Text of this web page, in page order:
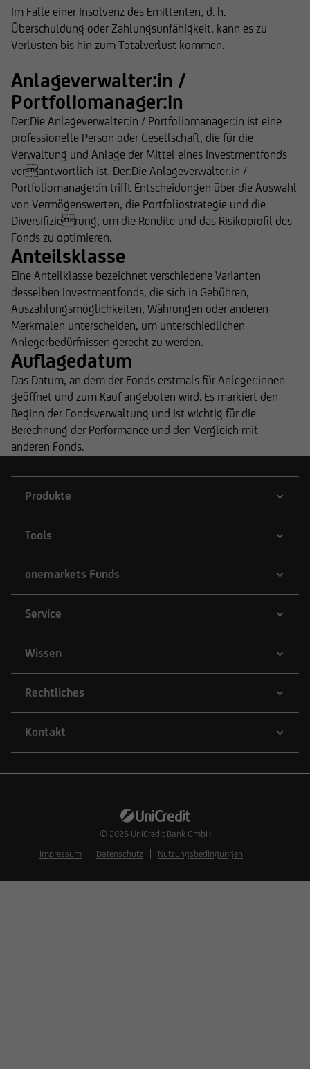
Im Falle einer Insolvenz des Emittenten, d. h.
Überschuldung oder Zahlungsunfähigkeit, kann es zu
Verlusten bis hin zum Totalverlust kommen.
Anlageverwalter:in /
Portfoliomanager:in
Der:Die Anlageverwalter:in / Portfoliomanager:in ist eine
professionelle Person oder Gesellschaft, die für die
Verwaltung und Anlage der Mittel eines Investmentfonds
verantwortlich ist. Der:Die Anlageverwalter:in /
Portfoliomanager:in trifft Entscheidungen über die Auswahl
von Vermögenswerten, die Portfoliostrategie und die
Diversifizierung, um die Rendite und das Risikoprofil des
Fonds zu optimieren.
Anteilsklasse
Eine Anteilklasse bezeichnet verschiedene Varianten
desselben Investmentfonds, die sich in Gebühren,
Auszahlungsmöglichkeiten, Währungen oder anderen
Merkmalen unterscheiden, um unterschiedlichen
Anlegerbedürfnissen gerecht zu werden.
Auflagedatum
Das Datum, an dem der Fonds erstmals für Anleger:innen
geöffnet und zum Kauf angeboten wird. Es markiert den
Beginn der Fondsverwaltung und ist wichtig für die
Berechnung der Performance und den Vergleich mit
anderen Fonds.
Produkte
Tools
onemarkets Funds
Service
Wissen
Rechtliches
Kontakt
© 2025 UniCredit Bank GmbH
Impressum
Datenschutz Nutzungsbedingungen